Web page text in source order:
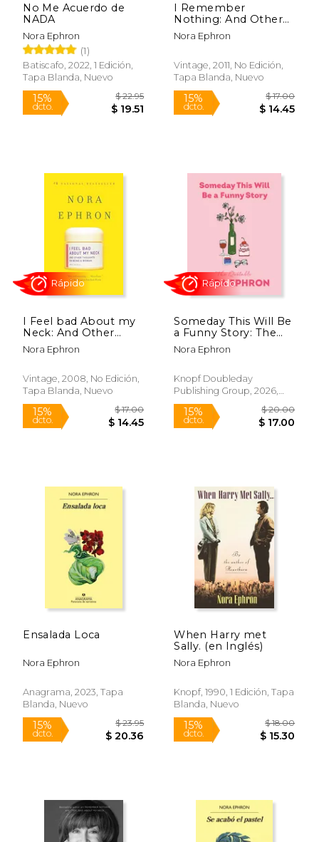
No Me Acuerdo de
NADA
Nora Ephron
(1)
Batiscafo, 2022, 1 Edición,
Tapa Blanda, Nuevo
dcto.
I Remember
Nothing: And Other
Reflections (en
Inglés)
Nora Ephron
Vintage, 2011, No Edición,
Tapa Blanda, Nuevo
15%
dcto.
I Feel bad About my
Neck: And Other
Thoughts on Being a
Woman (en Inglés)
Nora Ephron
Vintage, 2008, No Edición,
Tapa Blanda, Nuevo
15%
Someday This Will Be
a Funny Story: The
Quotable Nora
Ephron (en Inglés)
Nora Ephron
Knopf Doubleday
Publishing Group, 2026,
Tapa Dura, Nuevo
15%
Ensalada Loca
Nora Ephron
Anagrama, 2023, Tapa
Blanda, Nuevo
When Harry met
Sally. (en Inglés)
Nora Ephron
Knopf, 1990, 1 Edición, Tapa
Blanda, Nuevo